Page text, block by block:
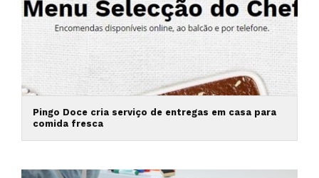
Pingo Doce cria serviço de entregas em casa para
comida fresca